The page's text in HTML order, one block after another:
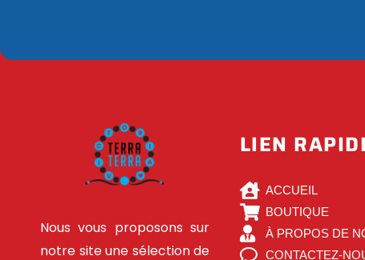
Nous vous proposons sur
notre site une sélection de
LIEN
ACCUEIL
BOUTIQUE
À PROPOS DE
CONTACTEZ-